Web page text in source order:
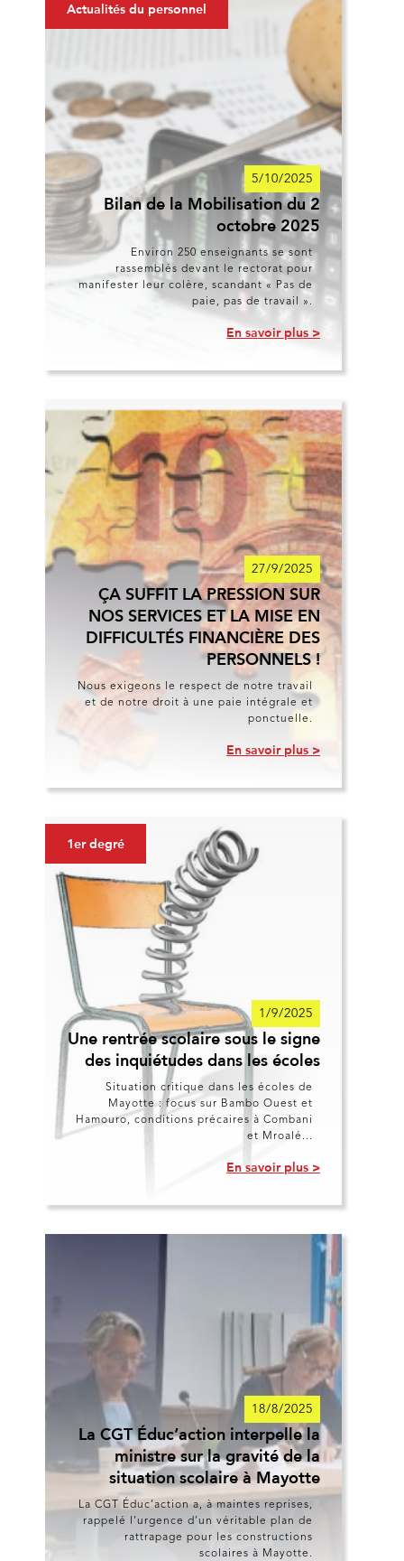
Actualités du personnel
5/10/2025
Bilan de la Mobilisation du 2
octobre 2025
Environ 250 enseignants se sont
rassemblés devant le rectorat pour
manifester leur colère, scandant « Pas de
paie, pas de travail ».
En savoir plus >
27/9/2025
ÇA SUFFIT LA PRESSION SUR
NOS SERVICES ET LA MISE EN
DIFFICULTÉS FINANCIÈRE DES
PERSONNELS !
Nous exigeons le respect de notre travail
et de notre droit à une paie intégrale et
ponctuelle.
En savoir plus >
1er degré
1/9/2025
Une rentrée scolaire sous le signe
des inquiétudes dans les écoles
Situation critique dans les écoles de
Mayotte : focus sur Bambo Ouest et
Hamouro, conditions précaires à Combani
et Mroalé...
En savoir plus >
18/8/2025
La CGT Éduc’action interpelle la
ministre sur la gravité de la
situation scolaire à Mayotte
La CGT Éduc’action a, à maintes reprises,
rappelé l’urgence d’un véritable plan de
rattrapage pour les constructions
scolaires à Mayotte.